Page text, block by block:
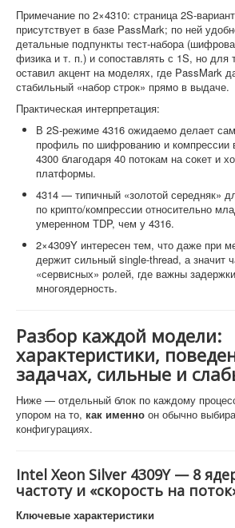
Примечание по 2×4310: страница 2S-
присутствует в базе PassMark; по ней
детальные подпункты тест-набора
физика и т. п.) и сопоставлять с 1S, но для
оставил акцент на моделях, где PassMark
стабильный «набор строк» прямо в выдаче.
Практическая интерпретация:
В 2S-режиме 4316 ожидаемо делает
профиль по шифрованию и компрессии
4300 благодаря 40 потокам на сокет и
платформы.
4314 — типичный «золотой середняк»
по крипто/компрессии относительно
умеренном TDP, чем у 4316.
2×4309Y интересен тем, что даже при
держит сильный single-thread, а значит
«сервисных» ролей, где важны
многоядерность.
Разбор каждой модели:
характеристики,
задачах, сильные и
Ниже — отдельный блок по каждому
упором на то, как именно он обычно
конфигурациях.
Intel Xeon Silver 4309Y — 8
частоту и «скорость на
Ключевые характеристики